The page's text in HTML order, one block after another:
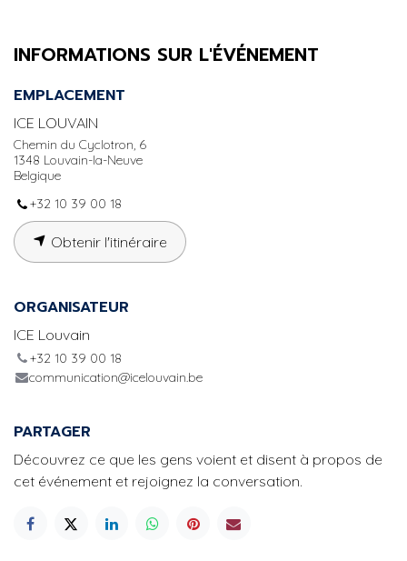
INFORMATIONS SUR L'ÉVÉNEMENT
EMPLACEMENT
ICE LOUVAIN
Chemin du Cyclotron, 6
1348 Louvain-la-Neuve
Belgique
+32 10 39 00 18
Obtenir l'itinéraire
ORGANISATEUR
ICE Louvain
+32 10 39 00 18
communication@icelouvain.be
PARTAGER
Découvrez ce que les gens voient et disent à propos de
cet événement et rejoignez la conversation.